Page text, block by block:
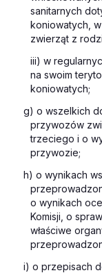
sanitarnych
koniowatych,
zwierząt z
iii) w
na swoim
koniowatych;
g) o wszelkich
przywozów
trzeciego i o
przywozie;
h) o wynikach
o wynikach
Komisji, o
właściwe
i) o przepisach